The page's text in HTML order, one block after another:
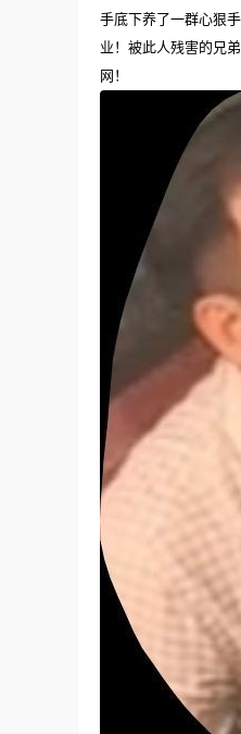
手底下养了一群心狠
业！被此人残害的兄
网！